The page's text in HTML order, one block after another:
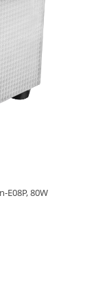
E08P, 80W